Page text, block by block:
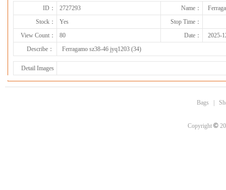
ID： 2727293 Name：
Stock：
Yes
Stop Time：
View Count：
80 Date：
2025-
Describe：
Ferragamo sz38-46 jyq1203 (34)
Detail Images
Bags
Copyright ©